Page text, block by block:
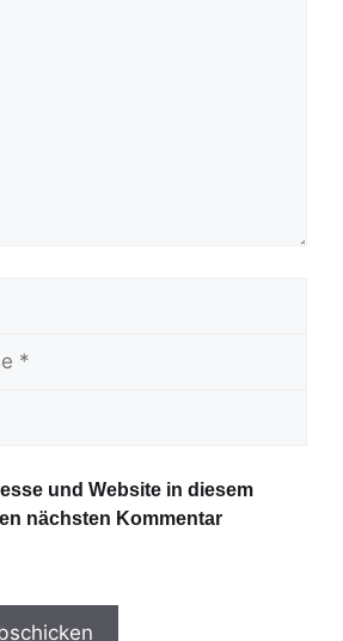
und Website in diesem
nächsten Kommentar